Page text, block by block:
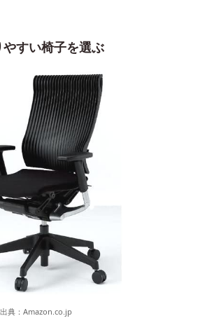
すい椅子を選ぶ
出典： Amazon.co.jp